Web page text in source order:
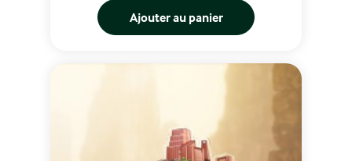
Ajouter au panier